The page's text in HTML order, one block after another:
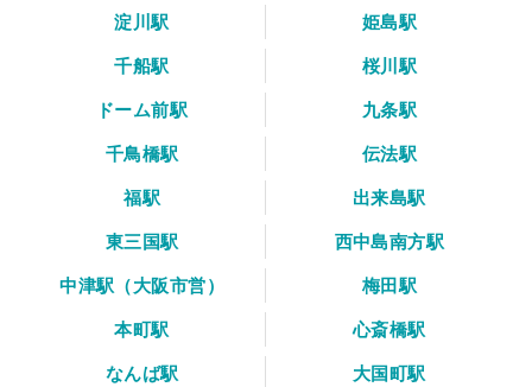
淀川駅
姫島駅
千船駅
桜川駅
ドーム前駅
九条駅
千鳥橋駅
伝法駅
福駅
出来島駅
東三国駅
西中島南方駅
中津駅（大阪市営）
梅田駅
本町駅
心斎橋駅
なんば駅
大国町駅